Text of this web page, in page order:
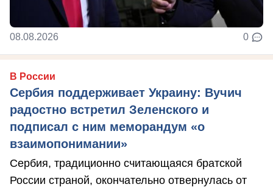
08.08.2026 0
В России
Сербия поддерживает Украину: Вучич
радостно встретил Зеленского и
подписал с ним меморандум «о
взаимопонимании»
Сербия, традиционно считающаяся братской
России страной, окончательно отвернулась от